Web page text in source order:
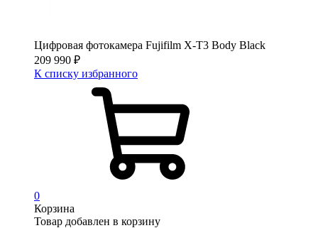
Цифровая фотокамера Fujifilm X-T3 Body Black
209 990 ₽
К списку избранного
0
Корзина
Товар добавлен в корзину